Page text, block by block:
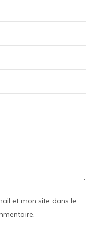
et mon site dans le